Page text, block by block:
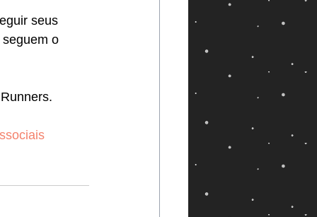
seus
o